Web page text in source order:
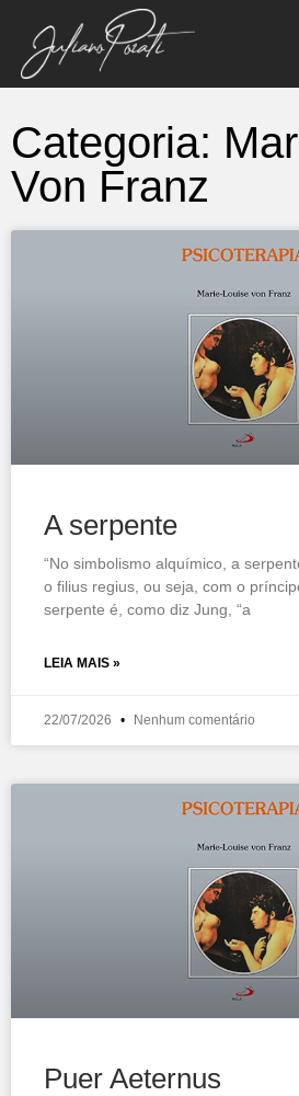
Categoria:
Von Franz
A serpente
“No simbolismo alquímico, a
o filius regius, ou seja, com o
serpente é, como diz Jung, “a
LEIA MAIS »
22/07/2026 Nenhum comentário
Puer Aeternus